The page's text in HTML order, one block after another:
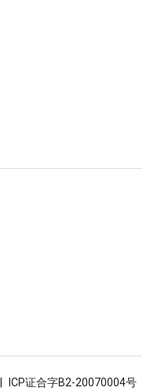
ICP证合字B2-20070004号